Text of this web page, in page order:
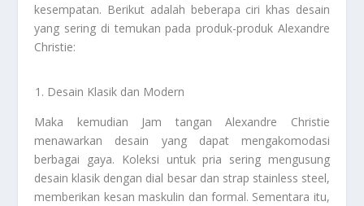
kesempatan. Berikut adalah beberapa ciri khas desain
yang sering di temukan pada produk-produk Alexandre
Christie:
Desain Klasik dan Modern
Maka kemudian Jam tangan Alexandre Christie
menawarkan desain yang dapat mengakomodasi
berbagai gaya. Koleksi untuk pria sering mengusung
desain klasik dengan dial besar dan strap stainless steel,
memberikan kesan maskulin dan formal. Sementara itu,